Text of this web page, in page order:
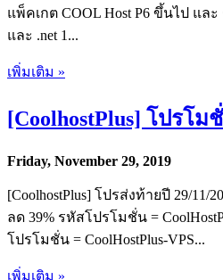
แพ็คเกต COOL Host P6 ขึ้นไป แล
และ .net 1...
เพิ่มเติม »
[CoolhostPlus] โปรโม
Friday, November 29, 2019
[CoolhostPlus] โปรส่งท้ายปี 29/11/
ลด 39% รหัสโปรโมชั่น =
โปรโมชั่น = CoolHostPlus-VPS...
เพิ่มเติม »